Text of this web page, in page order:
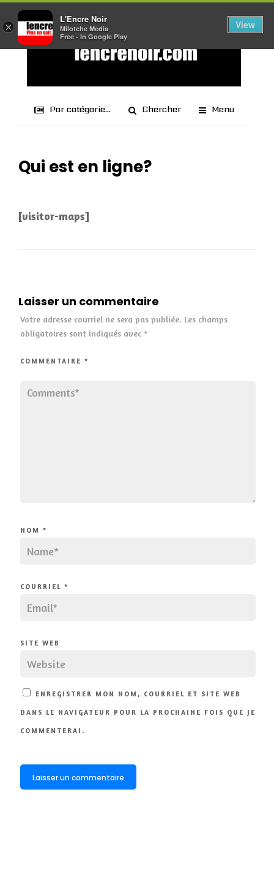
Par catégorie... Chercher Menu
Qui est en ligne?
[visitor-maps]
Laisser un commentaire
Votre adresse courriel ne sera pas publiée. Les champs
obligatoires sont indiqués avec *
COMMENTAIRE *
NOM *
COURRIEL *
SITE WEB
ENREGISTRER MON NOM, COURRIEL ET SITE WEB
DANS LE NAVIGATEUR POUR LA PROCHAINE FOIS QUE JE
COMMENTERAI.
×
L'Encre Noir
Milotche Media
Free - In Google Play
View